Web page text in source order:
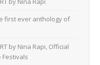
first ever anthology of
by Nina Rapi, Official
Festivals